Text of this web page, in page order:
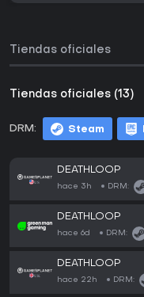
Tiendas oficiales
Tiendas oficiales (13)
DRM: Steam
DEATHLOOP
hace 3h DRM:
DEATHLOOP
hace 6d DRM:
DEATHLOOP
hace 22h DRM: